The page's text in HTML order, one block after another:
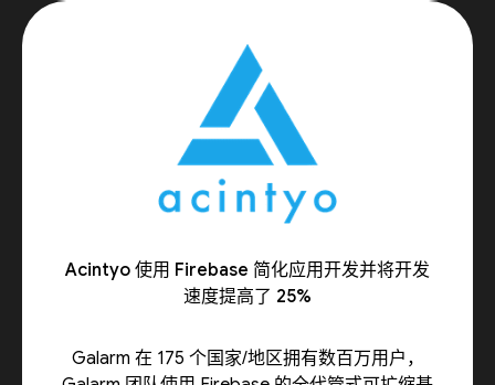
Acintyo 使用 Firebase 简化应用开发并将开发
速度提高了 25%
Galarm 在 175 个国家/地区拥有数百万用户，